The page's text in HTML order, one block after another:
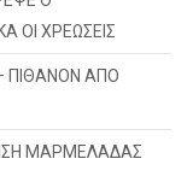
ΟΙ ΧΡΕΩΣΕΙΣ
ΠΙΘΑΝΟΝ ΑΠΟ
ΜΑΡΜΕΛΑΔΑΣ